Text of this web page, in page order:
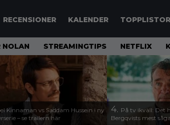
RECENSIONER KALENDER TOPPLISTOR
NOLAN STREAMINGTIPS NETFLIX
Kinnaman vs Saddam Hussein i ny
– se trailern här
4. På tv ikväll: Det
Bergqvists mest